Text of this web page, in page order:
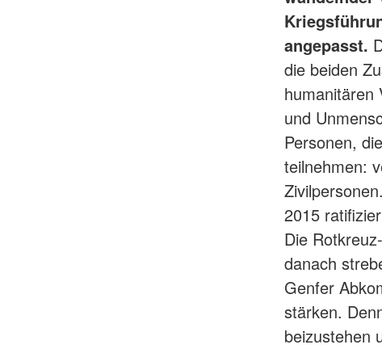
angepasst.
die beiden
humanitären
und
Personen,
teilnehmen:
2015
Die
danach
Genfer
stärken.
beizustehen